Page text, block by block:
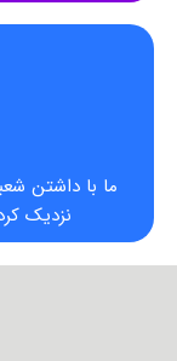
ما با داشتن
نزدیک